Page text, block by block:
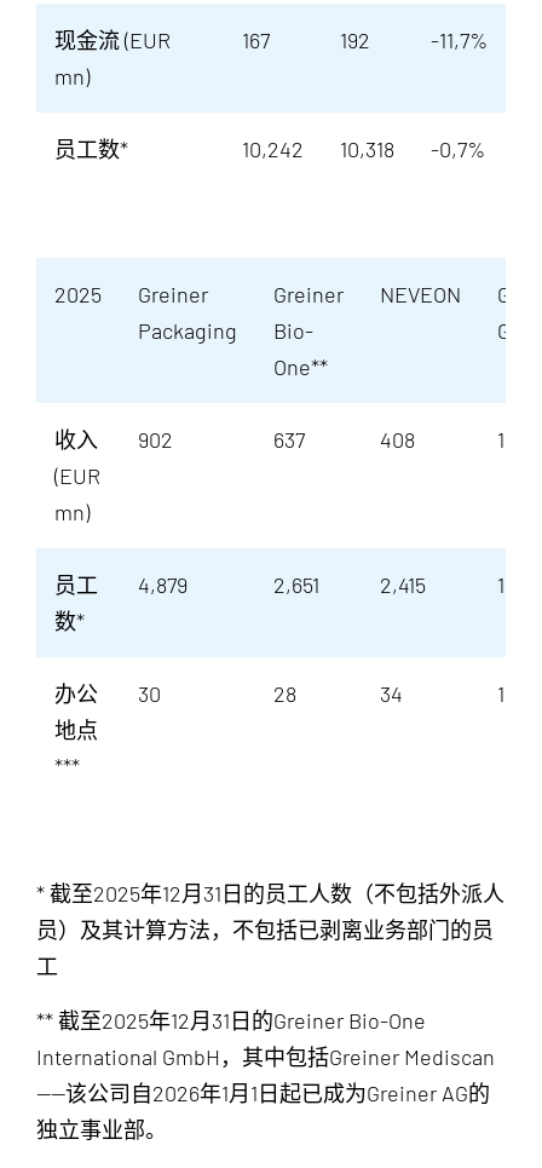
现金流 (EUR
mn)
167 192 -11,7%
员工数* 10,242 10,318 -0,7%
2025
Greiner
Packaging
Greiner
Bio-
One**
NEVEON
收入
(EUR
mn)
902 637 408
员工
数*
4,879 2,651 2,415
办公
地点
***
30 28 34 105
* 截至2025年12月31日的员工人数（不包括外派人
员）及其计算方法，不包括已剥离业务部门的员
工
** 截至2025年12月31日的Greiner Bio-One
International GmbH，其中包括Greiner Mediscan
——该公司自2026年1月1日起已成为Greiner AG的
独立事业部。